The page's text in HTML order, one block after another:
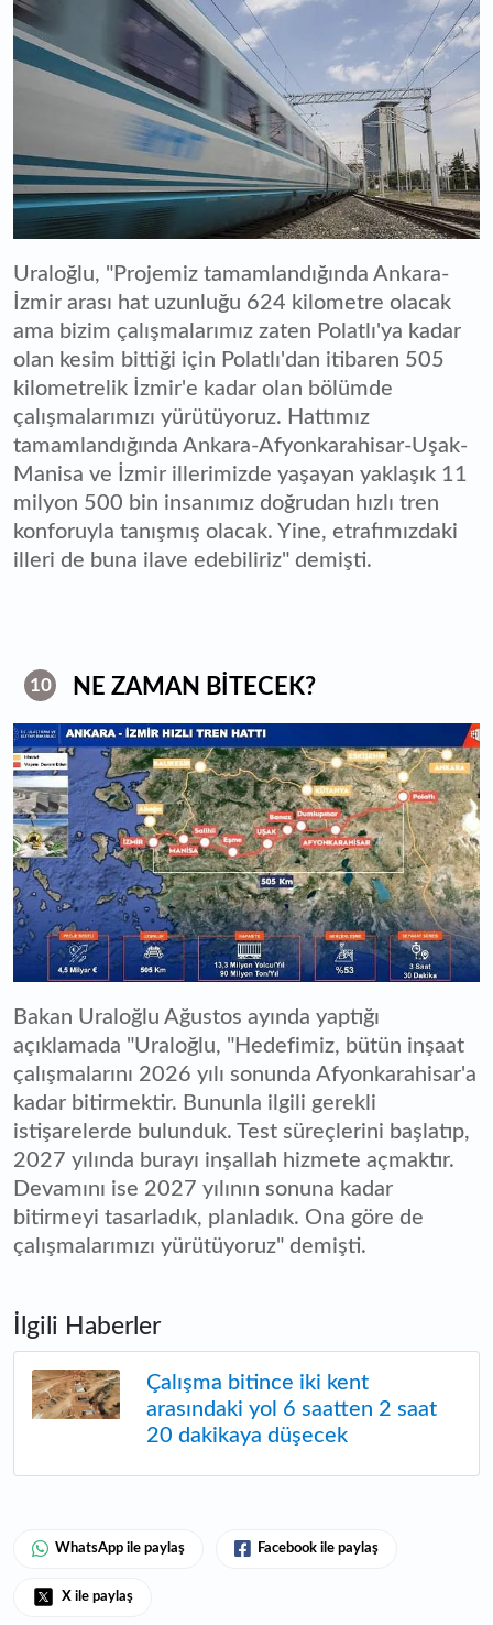
Uraloğlu, "Projemiz tamamlandığında Ankara-
İzmir arası hat uzunluğu 624 kilometre olacak
ama bizim çalışmalarımız zaten Polatlı'ya kadar
olan kesim bittiği için Polatlı'dan itibaren 505
kilometrelik İzmir'e kadar olan bölümde
çalışmalarımızı yürütüyoruz. Hattımız
tamamlandığında Ankara-Afyonkarahisar-Uşak-
Manisa ve İzmir illerimizde yaşayan yaklaşık 11
milyon 500 bin insanımız doğrudan hızlı tren
konforuyla tanışmış olacak. Yine, etrafımızdaki
illeri de buna ilave edebiliriz" demişti.
10 NE ZAMAN BİTECEK?
Bakan Uraloğlu Ağustos ayında yaptığı
açıklamada "Uraloğlu, "Hedefimiz, bütün inşaat
çalışmalarını 2026 yılı sonunda Afyonkarahisar'a
kadar bitirmektir. Bununla ilgili gerekli
istişarelerde bulunduk. Test süreçlerini başlatıp,
2027 yılında burayı inşallah hizmete açmaktır.
Devamını ise 2027 yılının sonuna kadar
bitirmeyi tasarladık, planladık. Ona göre de
çalışmalarımızı yürütüyoruz" demişti.
İlgili Haberler
Çalışma bitince iki kent
arasındaki yol 6 saatten 2 saat
20 dakikaya düşecek
WhatsApp ile paylaş Facebook ile paylaş
X ile paylaş